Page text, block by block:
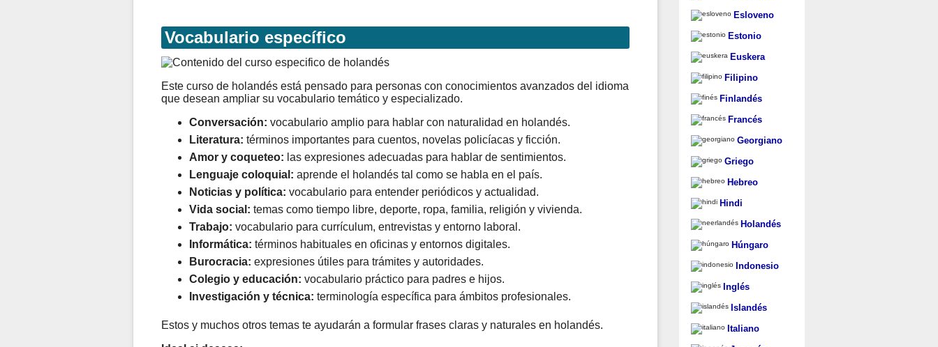
Vocabulario específico
Este curso de holandés está pensado para personas con conocimientos avanzados del idioma
que desean ampliar su vocabulario temático y especializado.
Conversación: vocabulario amplio para hablar con naturalidad en holandés.
Literatura: términos importantes para cuentos, novelas policíacas y ficción.
Amor y coqueteo: las expresiones adecuadas para hablar de sentimientos.
Lenguaje coloquial: aprende el holandés tal como se habla en el país.
Noticias y política: vocabulario para entender periódicos y actualidad.
Vida social: temas como tiempo libre, deporte, ropa, familia, religión y vivienda.
Trabajo: vocabulario para currículum, entrevistas y entorno laboral.
Informática: términos habituales en oficinas y entornos digitales.
Burocracia: expresiones útiles para trámites y autoridades.
Colegio y educación: vocabulario práctico para padres e hijos.
Investigación y técnica: terminología específica para ámbitos profesionales.
Estos y muchos otros temas te ayudarán a formular frases claras y naturales en holandés.
Esloveno
Estonio
Euskera
Filipino
Finlandés
Francés
Georgiano
Griego
Hebreo
Hindi
Holandés
Húngaro
Indonesio
Inglés
Islandés
Italiano